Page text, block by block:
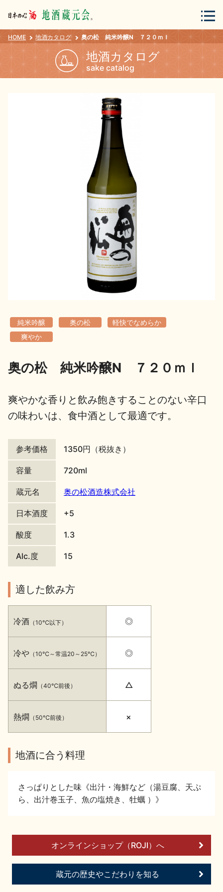
会員登録 ログイン
地酒カタログ
地酒解体新書
地酒川柳
日本酒の楽しみ方特集
地酒・イベント情報
季節の商品
地酒蔵元会WEB展示会 地酒蔵元会利酒会
美味しい地酒の選び方
HOME 地酒カタログ 奥の松 純米吟醸N ７２０ｍｌ
地酒カタログ
sake catalog
純米吟醸 奥の松
軽快でなめらか
爽やか
奥の松 純米吟醸N ７２０ｍｌ
爽やかな香りと飲み飽きすることのない辛口
の味わいは、食中酒として最適です。
参考価格 1350円（税抜き）
容量 720ml
蔵元名 奥の松酒造株式会社
日本酒度 +5
酸度 1.3
Alc.度 15
適した飲み方
冷酒 （10℃以下）
冷や （10℃～常温20～25℃）
ぬる燗 （40℃前後）
熱燗 （50℃前後）
◎
◎
△
×
地酒に合う料理
さっぱりとした味《出汁・海鮮など（湯豆腐、天ぷ
ら、出汁巻玉子、魚の塩焼き、牡蠣 ）》
オンラインショップ（ROJI）へ
蔵元の歴史やこだわりを知る